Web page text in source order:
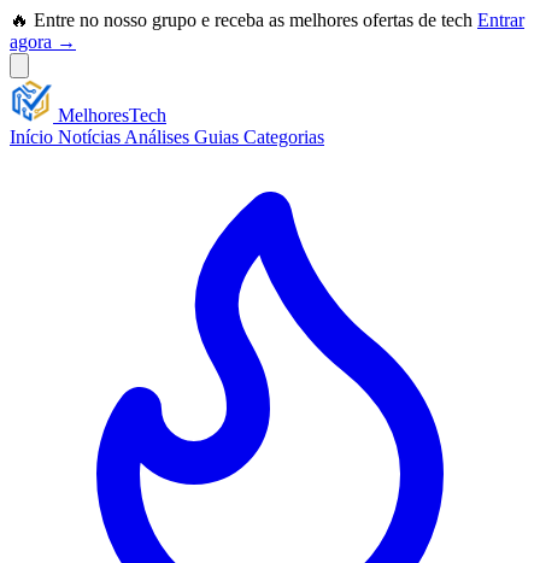
🔥 Entre no nosso grupo e receba as melhores ofertas de tech Entrar
agora →
MelhoresTech
Início Notícias Análises Guias Categorias